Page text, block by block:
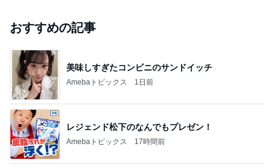
おすすめの記事
美味しすぎたコンビニのサンドイッチ
Amebaトピックス 1日前
レジェンド松下のなんでもプレゼン！
Amebaトピックス 17時間前